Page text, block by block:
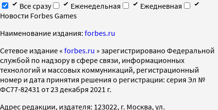
Все сразу
Еженедельная
Ежедневная
Новости Forbes Games
Наименование издания: forbes.ru
Cетевое издание « forbes.ru » зарегистрировано Федеральной
службой по надзору в сфере связи, информационных
технологий и массовых коммуникаций, регистрационный
номер и дата принятия решения о регистрации: серия Эл №
ФС77-82431 от 23 декабря 2021 г.
Адрес редакции, издателя: 123022, г. Москва, ул.